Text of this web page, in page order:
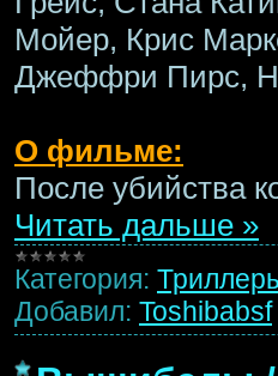
Мойер, Крис
Джеффри Пирс,
О фильме:
После убийства
Читать дальше »
Категория:
Добавил: Toshibabsf